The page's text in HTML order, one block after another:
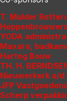
T. Mulder
YODA
Maxaro,
Hartog Bouw
TH. H.
Nieuwerkerk a/d
JFP
Scherp